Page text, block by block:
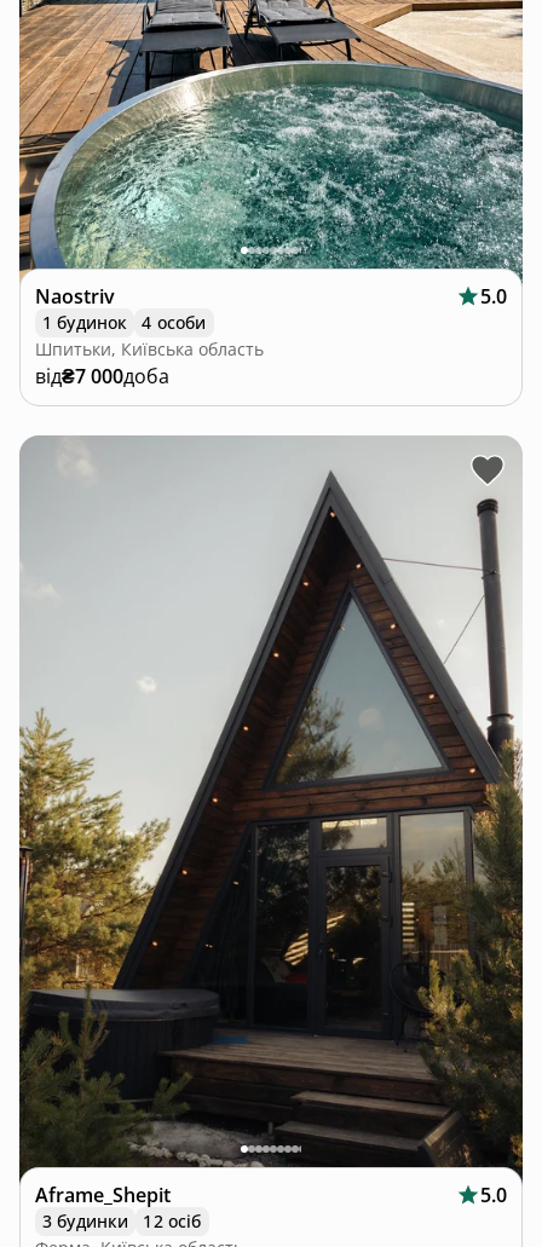
Naostriv 5.0
1 будинок
4 особи
Шпитьки, Київська область
від₴7 000доба
Aframe_Shepit 5.0
3 будинки
12 осіб